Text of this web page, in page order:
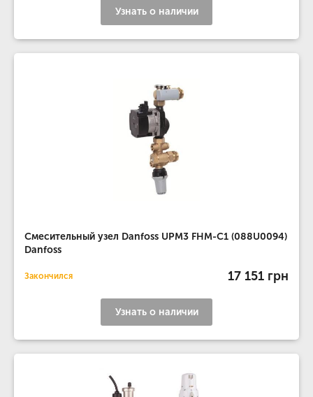
Узнать о наличии
Смесительный узел Danfoss UPM3 FHM-C1 (088U0094)
Danfoss
Закончился 17 151 грн
Узнать о наличии